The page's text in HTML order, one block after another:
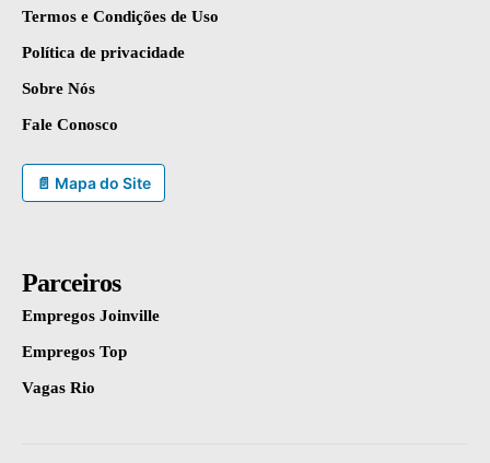
Termos e Condições de Uso
Política de privacidade
Sobre Nós
Fale Conosco
📄 Mapa do Site
Parceiros
Empregos Joinville
Empregos Top
Vagas Rio